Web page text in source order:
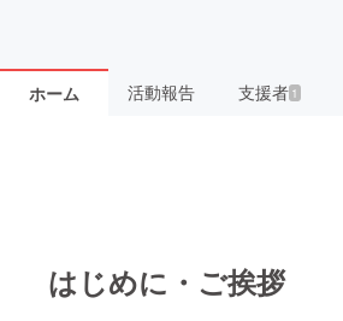
ホーム 活動報告 支援者 1
はじめに・ご挨拶